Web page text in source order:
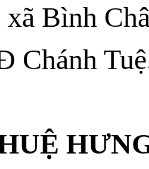
Bình
Chánh